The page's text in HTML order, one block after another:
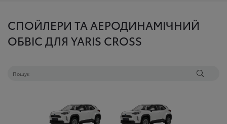
СПОЙЛЕРИ ТА АЕРОДИНАМІЧНИЙ
ОБВІС ДЛЯ YARIS CROSS